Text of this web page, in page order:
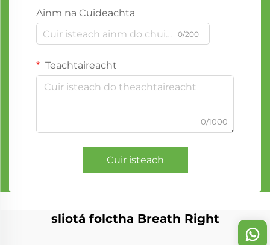
Ainm na Cuideachta
0/200
Teachtaireacht
0/1000
Cuir isteach
sliotá folctha Breath Right